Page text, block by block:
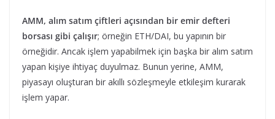
AMM, alım satım çiftleri açısından bir emir defteri
borsası gibi çalışır; örneğin ETH/DAI, bu yapının bir
örneğidir. Ancak işlem yapabilmek için başka bir alım satım
yapan kişiye ihtiyaç duyulmaz. Bunun yerine, AMM,
piyasayı oluşturan bir akıllı sözleşmeyle etkileşim kurarak
işlem yapar.